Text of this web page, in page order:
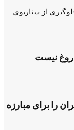
از سناریوی
نیست
را برای مبارزه